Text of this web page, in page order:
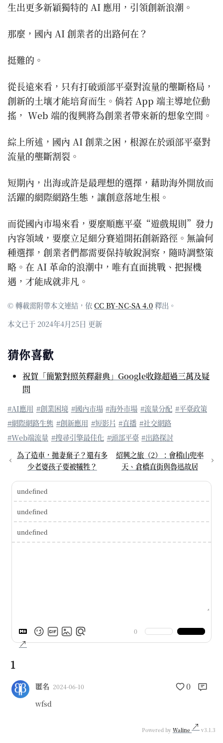
生出更多新穎獨特的 AI 應用，引領創新浪潮。
那麼，國內 AI 創業者的出路何在？
挺難的。
從長遠來看，只有打破頭部平臺對流量的壟斷格局，
創新的土壤才能培育而生。倘若 App 端主導地位動
搖， Web 端的復興將為創業者帶來新的想象空間。
綜上所述，國內 AI 創業之困，根源在於頭部平臺對
流量的壟斷割裂。
短期內，出海或許是最理想的選擇，藉助海外開放而
活躍的網際網路生態，讓創意落地生根。
而從國內市場來看，要麼順應平臺“遊戲規則”發力
內容領域，要麼立足細分賽道開拓創新路徑。無論何
種選擇，創業者們都需要保持敏銳洞察，隨時調整策
略。在 AI 革命的浪潮中，唯有直面挑戰、把握機
遇，才能成就非凡。
© 轉載需附帶本文連結，依CC BY-NC-SA 4.0 釋出。
本文已于 2024年4月25日 更新
猜你喜歡
祝賀「簡繁對照英釋辭典」Google收錄超過三萬及疑
問
#AI應用 #創業困境 #國內市場 #海外市場 #流量分配 #平臺政策
#網際網路生態 #創新應用 #短影片 #直播 #社交網路
#Web端流量 #搜尋引擎最佳化 #頭部平臺 #出路探討
為了造車，拋妻棄子？還有多
少老婆孩子要被犧牲？
紹興之旅（2）：會稽山兜率
天、倉橋直街與魯迅故居
undefined
undefined
undefined
0
1
匿名 2024-06-10 0
wfsd
Powered by Waline v3.1.3